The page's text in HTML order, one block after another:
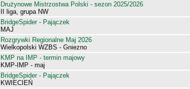
Drużynowe Mistrzostwa Polski - sezon 2025/2026
II liga, grupa NW
BridgeSpider - Pajączek
MAJ
Rozgrywki Regionalne Maj 2026
Wielkopolski WZBS - Gniezno
KMP na IMP - termin majowy
KMP-IMP - maj
BridgeSpider - Pajączek
KWIECIEŃ